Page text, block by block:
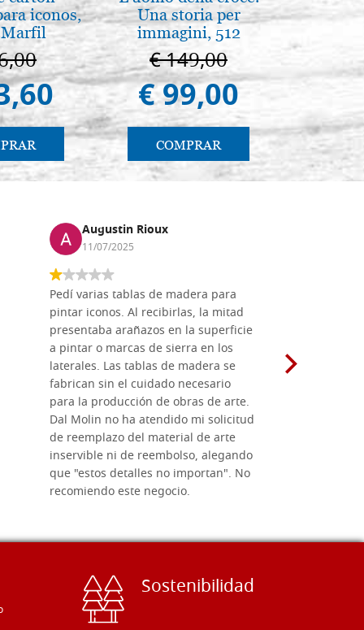
iconos,
Una storia per
immagini, 512
páginas
€ 149,00
€ 99,00
COMPRAR
€
Augustin Rioux
11/07/2025
Pedí varias tablas de madera para
pintar iconos. Al recibirlas, la mitad
presentaba arañazos en la superficie
a pintar o marcas de sierra en los
laterales. Las tablas de madera se
fabrican sin el cuidado necesario
para la producción de obras de arte.
Dal Molin no ha atendido mi solicitud
de reemplazo del material de arte
inservible ni de reembolso, alegando
que "estos detalles no importan". No
recomiendo este negocio.
Sostenibilidad